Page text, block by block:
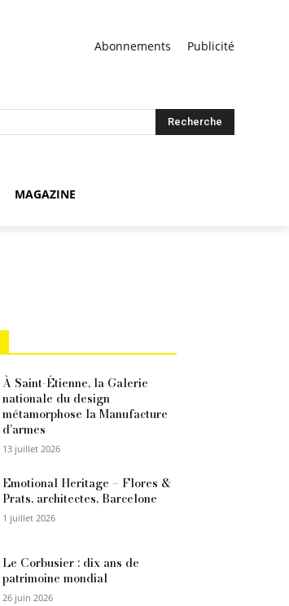
Abonnements Publicité
Recherche
MAGAZINE
À Saint-Étienne, la Galerie
nationale du design
métamorphose la Manufacture
d’armes
13 juillet 2026
Emotional Heritage – Flores &
Prats, architectes, Barcelone
1 juillet 2026
Le Corbusier : dix ans de
patrimoine mondial
26 juin 2026